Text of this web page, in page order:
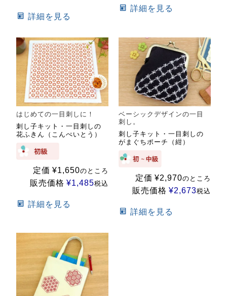
詳細を見る
詳細を見る
はじめての一目刺しに！
刺し子キット・一目刺しの
花ふきん（こんぺいとう）
定価 ¥1,650のところ
販売価格 ¥1,485税込
詳細を見る
ベーシックデザインの一目
刺し。
刺し子キット・一目刺しの
がまぐちポーチ（紺）
定価 ¥2,970のところ
販売価格 ¥2,673税込
詳細を見る